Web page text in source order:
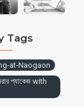
Tags
at-Naogaon
প্যাকেজ with